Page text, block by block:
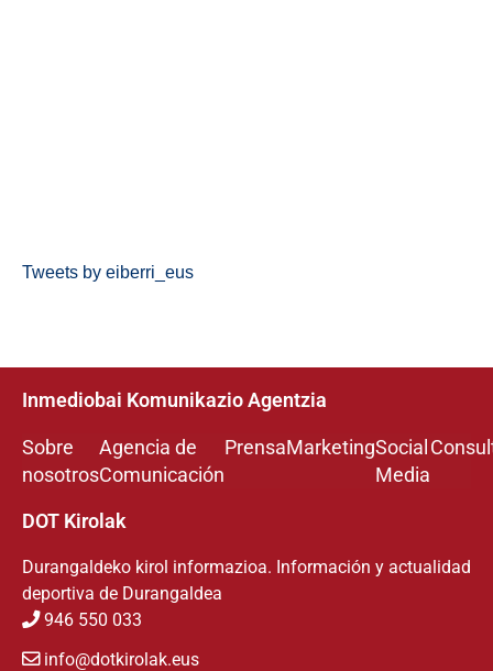
Tweets by eiberri_eus
Inmediobai Komunikazio Agentzia
Sobre
nosotros
Agencia de
Comunicación
PrensaMarketingSocial
Media
DOT Kirolak
Durangaldeko kirol informazioa. Información y actualidad
deportiva de Durangaldea
946 550 033
info@dotkirolak.eus